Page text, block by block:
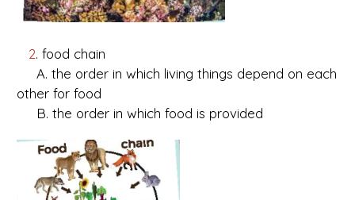
2. food chain
A. the order in which living things depend on each
other for food
B. the order in which food is provided